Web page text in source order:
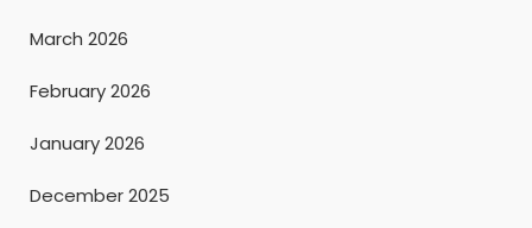
March 2026
February 2026
January 2026
December 2025